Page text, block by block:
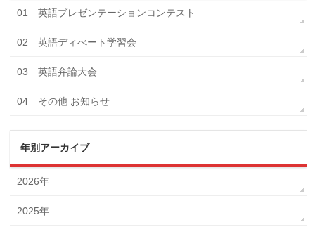
01 英語ブレゼンテーションコンテスト
02 英語ディべート学習会
03 英語弁論大会
04 その他 お知らせ
年別アーカイブ
2026年
2025年